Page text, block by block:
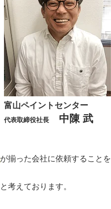
富山ペイントセンター
代表取締役社長 中陳 武
が揃った会社に依頼することを
考えております。